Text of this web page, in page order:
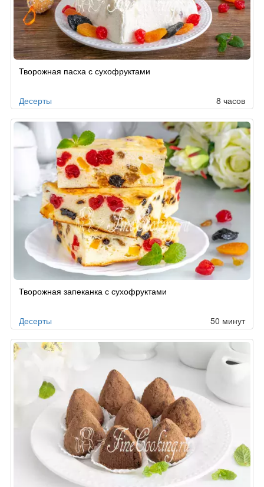
Творожная пасха с сухофруктами
Десерты 8 часов
Творожная запеканка с сухофруктами
Десерты 50 минут